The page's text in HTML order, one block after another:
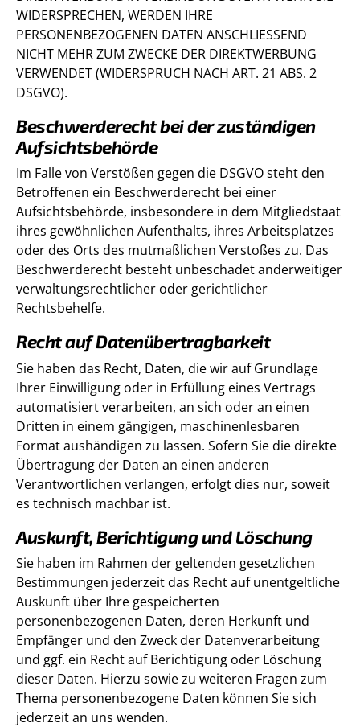
WIDERSPRECHEN, WERDEN IHRE
PERSONENBEZOGENEN DATEN ANSCHLIESSEND
NICHT MEHR ZUM ZWECKE DER DIREKTWERBUNG
VERWENDET (WIDERSPRUCH NACH ART. 21 ABS. 2
DSGVO).
Beschwerde­recht bei der zuständigen
Aufsichts­behörde
Im Falle von Verstößen gegen die DSGVO steht den
Betroffenen ein Beschwerderecht bei einer
Aufsichtsbehörde, insbesondere in dem Mitgliedstaat
ihres gewöhnlichen Aufenthalts, ihres Arbeitsplatzes
oder des Orts des mutmaßlichen Verstoßes zu. Das
Beschwerderecht besteht unbeschadet anderweitiger
verwaltungsrechtlicher oder gerichtlicher
Rechtsbehelfe.
Recht auf Daten­übertrag­barkeit
Sie haben das Recht, Daten, die wir auf Grundlage
Ihrer Einwilligung oder in Erfüllung eines Vertrags
automatisiert verarbeiten, an sich oder an einen
Dritten in einem gängigen, maschinenlesbaren
Format aushändigen zu lassen. Sofern Sie die direkte
Übertragung der Daten an einen anderen
Verantwortlichen verlangen, erfolgt dies nur, soweit
es technisch machbar ist.
Auskunft, Berichtigung und Löschung
Sie haben im Rahmen der geltenden gesetzlichen
Bestimmungen jederzeit das Recht auf unentgeltliche
Auskunft über Ihre gespeicherten
personenbezogenen Daten, deren Herkunft und
Empfänger und den Zweck der Datenverarbeitung
und ggf. ein Recht auf Berichtigung oder Löschung
dieser Daten. Hierzu sowie zu weiteren Fragen zum
Thema personenbezogene Daten können Sie sich
jederzeit an uns wenden.